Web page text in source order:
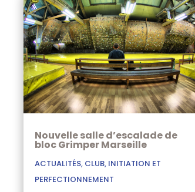
Nouvelle salle d’escalade de
bloc Grimper Marseille
ACTUALITÉS, CLUB, INITIATION ET
PERFECTIONNEMENT